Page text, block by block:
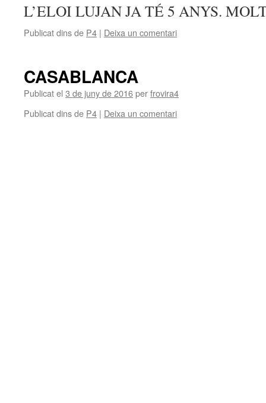
L’ELOI LUJAN JA TÉ 5 ANYS.
Publicat dins de P4 | Deixa un comentari
CASABLANCA
Publicat el 3 de juny de 2016perfrovira4
Publicat dins de P4 | Deixa un comentari